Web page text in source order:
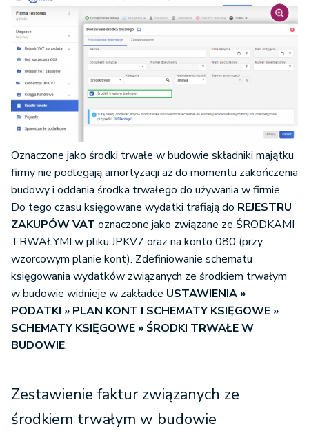
Oznaczone jako środki trwałe w budowie składniki majątku
firmy nie podlegają amortyzacji aż do momentu zakończenia
budowy i oddania środka trwałego do używania w firmie.
Do tego czasu księgowane wydatki trafiają do REJESTRU
ZAKUPÓW VAT oznaczone jako związane ze ŚRODKAMI
TRWAŁYMI w pliku JPKV7 oraz na konto 080 (przy
wzorcowym planie kont). Zdefiniowanie schematu
księgowania wydatków związanych ze środkiem trwałym
w budowie widnieje w zakładce USTAWIENIA »
PODATKI » PLAN KONT I SCHEMATY KSIĘGOWE »
SCHEMATY KSIĘGOWE » ŚRODKI TRWAŁE W
BUDOWIE.
Zestawienie faktur związanych ze
środkiem trwałym w budowie